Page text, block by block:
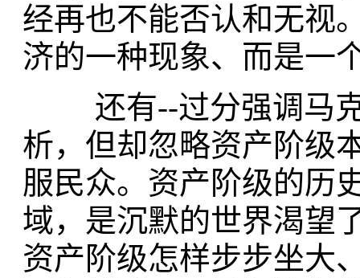
经再也不能否认和无视
济的一种现象、而是一
还有--过分强调马克
析，但却忽略资产阶级
服民众。资产阶级的历
域，是沉默的世界渴望
资产阶级怎样步步坐大